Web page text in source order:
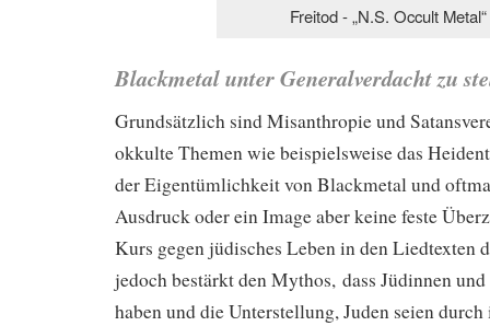
Freitod - „N.S. Occult Metal“
Blackmetal unter Generalverdacht zu
Grundsätzlich sind Misanthropie und
okkulte Themen wie beispielsweise das
der Eigentümlichkeit von Blackmetal und
Ausdruck oder ein Image aber keine feste
Kurs gegen jüdisches Leben in den Liedtexten
jedoch bestärkt den Mythos, dass Jüdinnen
haben und die Unterstellung, Juden seien